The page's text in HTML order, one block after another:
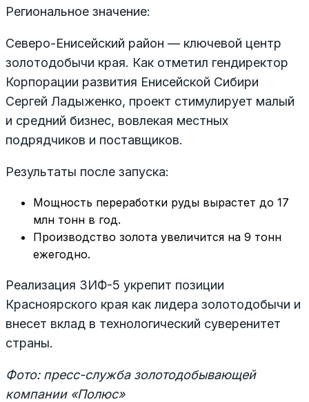
Региональное значение:
Северо-Енисейский район — ключевой центр
золотодобычи края. Как отметил гендиректор
Корпорации развития Енисейской Сибири
Сергей Ладыженко, проект стимулирует малый
и средний бизнес, вовлекая местных
подрядчиков и поставщиков.
Результаты после запуска:
Мощность переработки руды вырастет до 17
млн тонн в год.
Производство золота увеличится на 9 тонн
ежегодно.
Реализация ЗИФ-5 укрепит позиции
Красноярского края как лидера золотодобычи и
внесет вклад в технологический суверенитет
страны.
Фото: пресс-служба золотодобывающей
компании «Полюс»